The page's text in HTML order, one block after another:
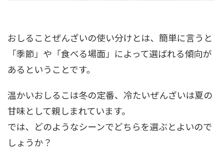
おしることぜんざいの使い分けとは、簡単に言うと
「季節」や「食べる場面」によって選ばれる傾向が
あるということです。
温かいおしるこは冬の定番、冷たいぜんざいは夏の
甘味として親しまれています。
では、どのようなシーンでどちらを選ぶとよいので
しょうか？